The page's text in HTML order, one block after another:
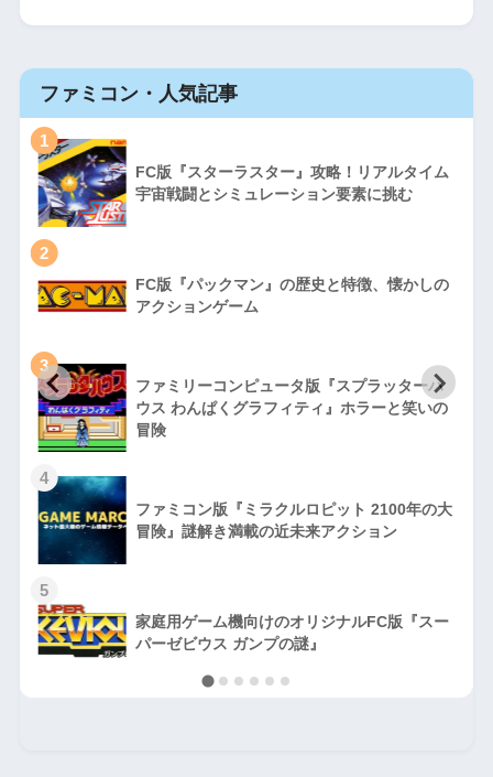
ファミコン・人気記事
1
FC版『スターラスター』攻略！リアルタイム
宇宙戦闘とシミュレーション要素に挑む
2
FC版『パックマン』の歴史と特徴、懐かしの
アクションゲーム
3
ファミリーコンピュータ版『スプラッターハ
ウス わんぱくグラフィティ』ホラーと笑いの
冒険
4
ファミコン版『ミラクルロピット 2100年の大
冒険』謎解き満載の近未来アクション
5
家庭用ゲーム機向けのオリジナルFC版『スー
パーゼビウス ガンプの謎』